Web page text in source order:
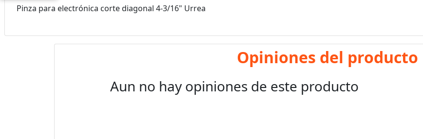
Pinza para electrónica corte diagonal 4-3/16" Urrea
Opiniones del producto
Aun no hay opiniones de este producto